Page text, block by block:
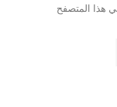
هذا المتصفح